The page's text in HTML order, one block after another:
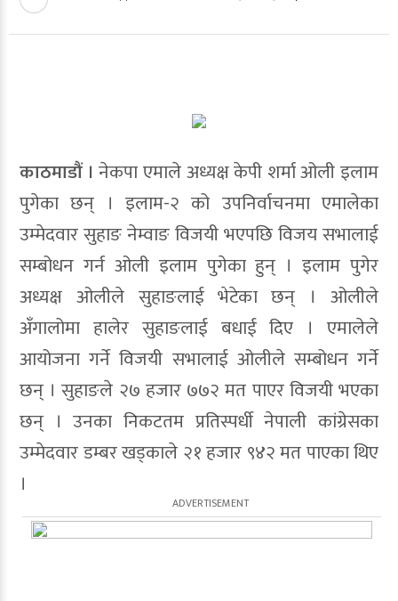
काठमाडौं । नेकपा एमाले अध्यक्ष केपी शर्मा ओली इलाम
पुगेका छन् । इलाम-२ को उपनिर्वाचनमा एमालेका
उम्मेदवार सुहाङ नेम्वाङ विजयी भएपछि विजय सभालाई
सम्बोधन गर्न ओली इलाम पुगेका हुन् । इलाम पुगेर
अध्यक्ष ओलीले सुहाङलाई भेटेका छन् । ओलीले
अँगालोमा हालेर सुहाङलाई बधाई दिए । एमालेले
आयोजना गर्ने विजयी सभालाई ओलीले सम्बोधन गर्ने
छन् । सुहाङले २७ हजार ७७२ मत पाएर विजयी भएका
छन् । उनका निकटतम प्रतिस्पर्धी नेपाली कांग्रेसका
उम्मेदवार डम्बर खड्काले २१ हजार ९४२ मत पाएका थिए
।